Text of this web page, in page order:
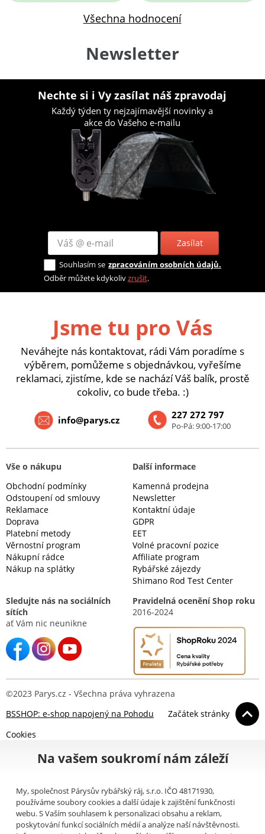
Všechna hodnocení
Newsletter
Nechte si i Vy zasílat náš zpravodaj
Každý týden ty nejzajímavější novinky a
akce do Vašeho e-mailu
Zasílat
Souhlasím se zpracováním osobních údajů.
Odběr můžete kdykolivzrušit.
Jsme tu pro Vás
Neváhejte nás kontaktovat, rádi Vám poradíme s
výběrem, pomůžeme s objednávkou, vyřešíme
reklamaci, zjistíme, kde se nachází Váš balík, prostě
cokoliv, co bude třeba. :)
227 272 797
Po-Pá: 9:00-17:00
info@parys.cz
Vše o nákupu
Obchodní podmínky
Odstoupení od smlouvy
Reklamace
Doprava
Platební metody
Věrnostní program
Nákupní rádce
Nákup na splátky
Další informace
Kamenná prodejna
Newsletter
Kontaktní údaje
GDPR
EET
Volné pracovní pozice
Affiliate program
Rybářské zájezdy
Shimano Rod Test Center
Sledujte nás na sociálních
sítích
ať Vám nic neunikne
Pravidelná ocenění Shop roku
2016-2024
©2023 Parys.cz - Všechna práva vyhrazena
BSSHOP: e-shop napojený na Pohodu
Začátek stránky
Cookies
Na vašem soukromí nám záleží
My, společnost Párysův rybářský ráj, s.r.o. IČO 48171930,
používáme soubory cookies a další údaje k zajištění funkčnosti
webu. S Vaším souhlasem k personalizaci obsahu a reklam,
poskytování funkcí sociálních médií a analýze naší návštěvnosti.